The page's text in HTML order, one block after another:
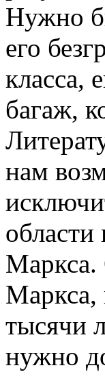
Нужно
его
класса,
багаж,
нам
Маркса.
Маркса,
тысячи
нужно